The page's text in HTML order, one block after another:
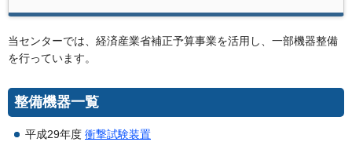
当センターでは、経済産業省補正予算事業を活用し、一部機器整備
を行っています。
整備機器一覧
平成29年度 衝撃試験装置